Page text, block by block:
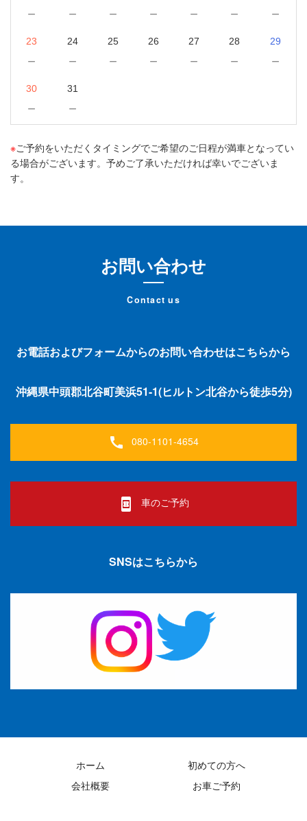
－ － － － － － －
23
－
24
－
25
－
26
－
27
－
28
－
29
－
30
－
31
－
※ご予約をいただくタイミングでご希望のご日程が満車となってい
る場合がございます。予めご了承いただければ幸いでございま
す。
お問い合わせ
Contact us
お電話およびフォームからのお問い合わせはこちらから
沖縄県中頭郡北谷町美浜51-1(ヒルトン北谷から徒歩5分)
call 080-1101-4654
book_online 車のご予約
SNSはこちらから
ホーム
初めての方へ
会社概要
お車ご予約